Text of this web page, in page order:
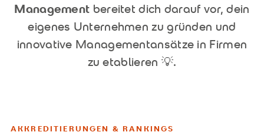
Management bereitet dich darauf vor, dein
eigenes Unternehmen zu gründen und
innovative Managementansätze in Firmen
zu etablieren 💡.
AKKREDITIERUNGEN & RANKINGS